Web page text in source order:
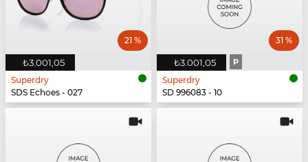
₺3.001,05
21 %
Superdry
SDS Echoes - 027
₺3.001,05 P
31 %
Superdry
SD 996083 - 10